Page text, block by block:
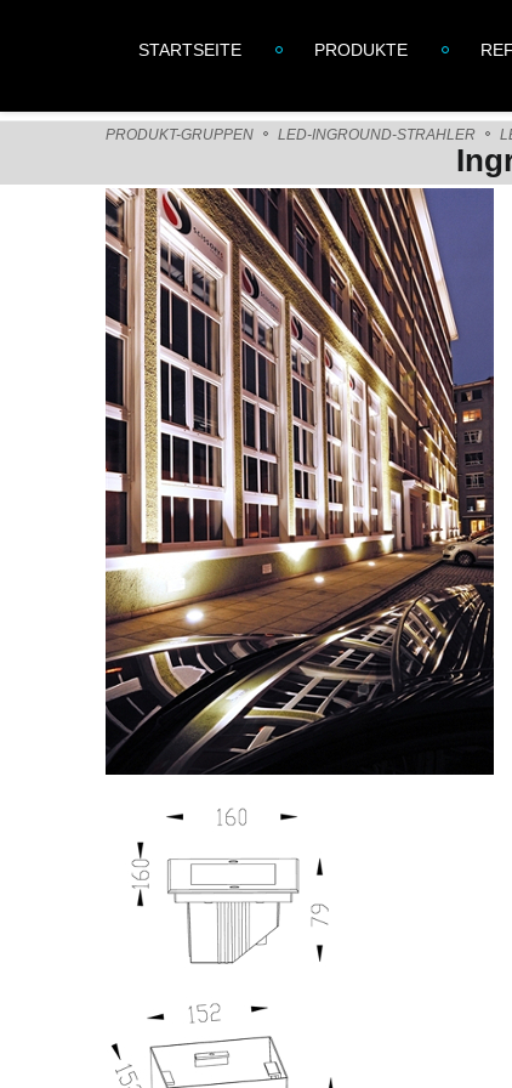
STARTSEITE PRODUKTE
PRODUKT-GRUPPEN LED-INGROUND-STRAHLER